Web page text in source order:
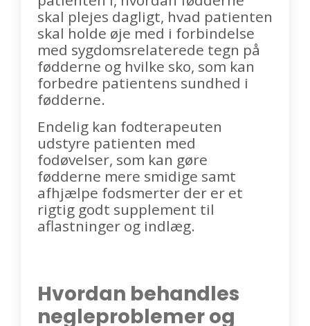
skal plejes dagligt, hvad patienten
skal holde øje med i forbindelse
med sygdomsrelaterede tegn på
fødderne og hvilke sko, som kan
forbedre patientens sundhed i
fødderne.
Endelig kan fodterapeuten
udstyre patienten med
fodøvelser, som kan gøre
fødderne mere smidige samt
afhjælpe fodsmerter der er et
rigtig godt supplement til
aflastninger og indlæg.
Hvordan behandles
negleproblemer og